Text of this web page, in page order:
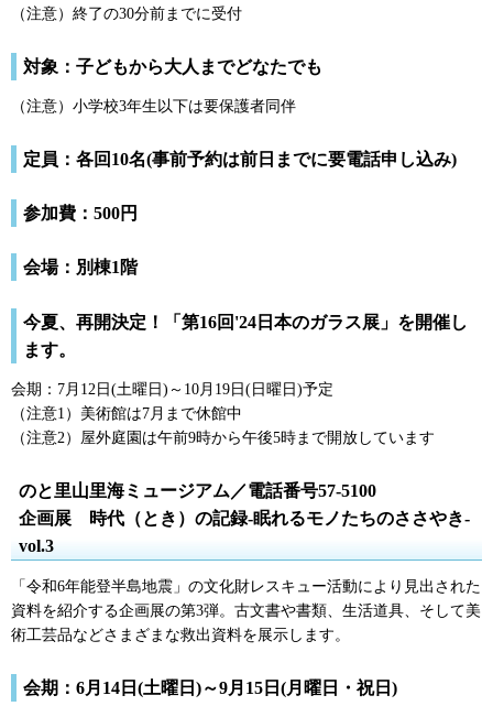
（注意）終了の30分前までに受付
対象：子どもから大人までどなたでも
（注意）小学校3年生以下は要保護者同伴
定員：各回10名(事前予約は前日までに要電話申し込み)
参加費：500円
会場：別棟1階
今夏、再開決定！「第16回'24日本のガラス展」を開催し
ます。
会期：7月12日(土曜日)～10月19日(日曜日)予定
（注意1）美術館は7月まで休館中
（注意2）屋外庭園は午前9時から午後5時まで開放しています
のと里山里海ミュージアム／電話番号57-5100
企画展
時代 （とき）の記録-眠れるモノたちのささやき-
vol.3
「令和6年能登半島地震」の文化財レスキュー活動により見出された
資料を紹介する企画展の第3弾。古文書や書類、生活道具、そして美
術工芸品などさまざまな救出資料を展示します。
会期：6月14日(土曜日)～9月15日(月曜日・祝日)